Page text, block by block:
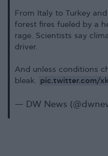
From Italy to Turkey
forest fires fueled by a
rage. Scientists say
driver.
And unless conditions
bleak. pic.twitter.com/
— DW News